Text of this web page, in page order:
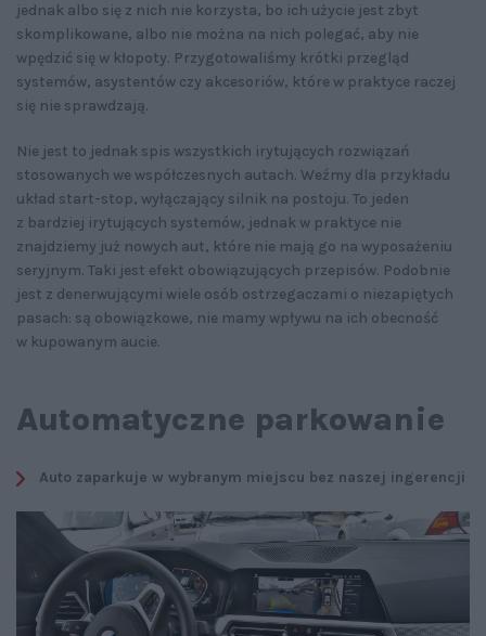
jednak albo się z nich nie korzysta, bo ich użycie jest zbyt
skomplikowane, albo nie można na nich polegać, aby nie
wpędzić się w kłopoty. Przygotowaliśmy krótki przegląd
systemów, asystentów czy akcesoriów, które w praktyce raczej
się nie sprawdzają.
Nie jest to jednak spis wszystkich irytujących rozwiązań
stosowanych we współczesnych autach. Weźmy dla przykładu
układ start-stop, wyłączający silnik na postoju. To jeden
z bardziej irytujących systemów, jednak w praktyce nie
znajdziemy już nowych aut, które nie mają go na wyposażeniu
seryjnym. Taki jest efekt obowiązujących przepisów. Podobnie
jest z denerwującymi wiele osób ostrzegaczami o niezapiętych
pasach: są obowiązkowe, nie mamy wpływu na ich obecność
w kupowanym aucie.
Automatyczne parkowanie
Auto zaparkuje w wybranym miejscu bez naszej ingerencji